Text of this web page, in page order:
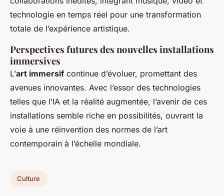
technologie en temps réel pour une transformation
totale de l’expérience artistique.
Perspectives futures des nouvelles installations
immersives
L’art immersif continue d’évoluer, promettant des
avenues innovantes. Avec l’essor des technologies
telles que l’IA et la réalité augmentée, l’avenir de ces
installations semble riche en possibilités, ouvrant la
voie à une réinvention des normes de l’art
contemporain à l’échelle mondiale.
Culture